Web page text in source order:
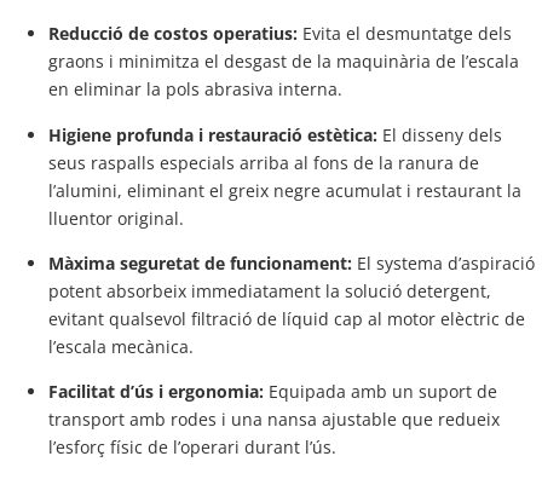
Reducció de costos operatius: Evita el desmuntatge dels
graons i minimitza el desgast de la maquinària de l’escala
en eliminar la pols abrasiva interna.
Higiene profunda i restauració estètica: El disseny dels
seus raspalls especials arriba al fons de la ranura de
l’alumini, eliminant el greix negre acumulat i restaurant la
lluentor original.
Màxima seguretat de funcionament: El systema d’aspiració
potent absorbeix immediatament la solució detergent,
evitant qualsevol filtració de líquid cap al motor elèctric de
l’escala mecànica.
Facilitat d’ús i ergonomia: Equipada amb un suport de
transport amb rodes i una nansa ajustable que redueix
l’esforç físic de l’operari durant l’ús.